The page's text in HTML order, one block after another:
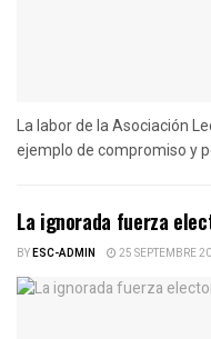
La labor de la Asociación
ejemplo de compromiso y
La ignorada fuerza
BYESC-ADMIN 25 SEPTEMBRE